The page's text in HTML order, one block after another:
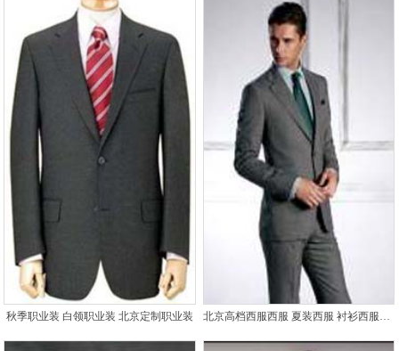
秋季职业装 白领职业装 北京定制职业装 北京高档西服西服 夏装西服 衬衫西服定做